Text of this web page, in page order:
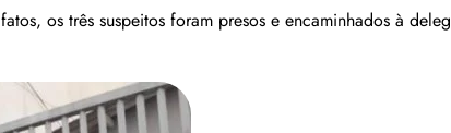
os três suspeitos foram presos e encaminhados à